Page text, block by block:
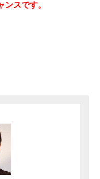
スです。